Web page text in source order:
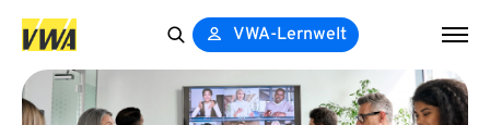
for:
VWA-Lernwelt